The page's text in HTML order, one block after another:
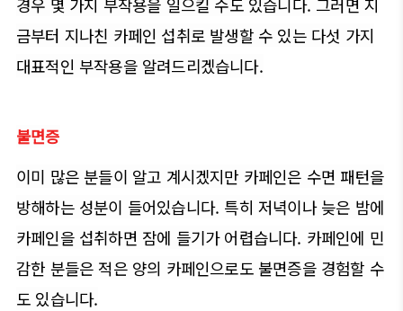
금부터 지나친 카페인 섭취로 발생할 수 있는 다섯 가지
대표적인 부작용을 알려드리겠습니다.
불면증
이미 많은 분들이 알고 계시겠지만 카페인은 수면 패턴을
방해하는 성분이 들어있습니다. 특히 저녁이나 늦은 밤에
카페인을 섭취하면 잠에 들기가 어렵습니다. 카페인에 민
감한 분들은 적은 양의 카페인으로도 불면증을 경험할 수
도 있습니다.